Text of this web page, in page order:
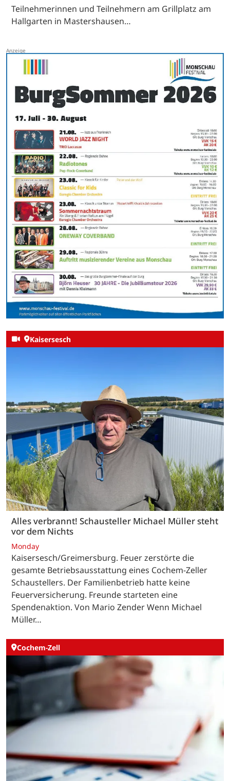
Teilnehmerinnen und Teilnehmern am Grillplatz am
Hallgarten in Mastershausen…
Kaisersesch
Alles verbrannt! Schausteller Michael Müller steht
vor dem Nichts
Monday
Kaisersesch/Greimersburg. Feuer zerstörte die
gesamte Betriebsausstattung eines Cochem-Zeller
Schaustellers. Der Familienbetrieb hatte keine
Feuerversicherung. Freunde starteten eine
Spendenaktion. Von Mario Zender Wenn Michael
Müller…
Cochem-Zell